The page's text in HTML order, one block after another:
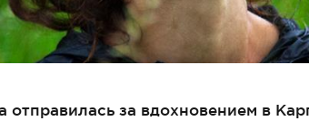
отправилась за вдохновением в